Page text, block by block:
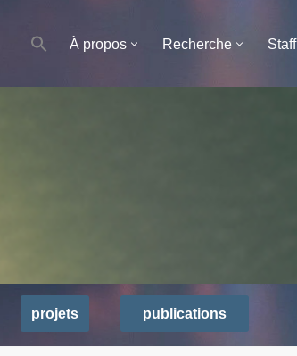
À propos Recherche Staff
projets publications